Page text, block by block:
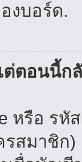
งบอร์ด.
ตอนนี้ก
หรือ รหั
สมาชิก)